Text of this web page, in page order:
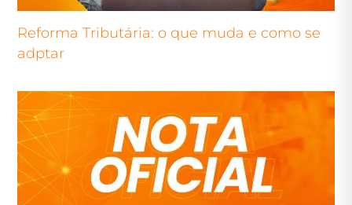
Reforma Tributária: o que muda e como se
adptar